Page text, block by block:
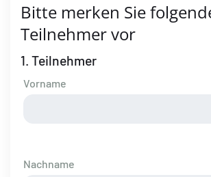
Bitte merken Sie
Teilnehmer vor
1. Teilnehmer
Vorname
Nachname